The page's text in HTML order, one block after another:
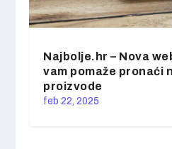
Najbolje.hr – Nova
vam pomaže pronaći
proizvode
feb 22, 2025